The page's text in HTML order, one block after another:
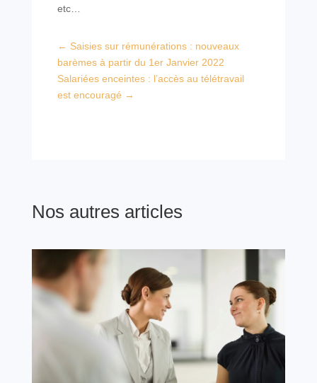
etc…
← Saisies sur rémunérations : nouveaux
barèmes à partir du 1er Janvier 2022
Salariées enceintes : l’accès au télétravail
est encouragé →
Nos autres articles